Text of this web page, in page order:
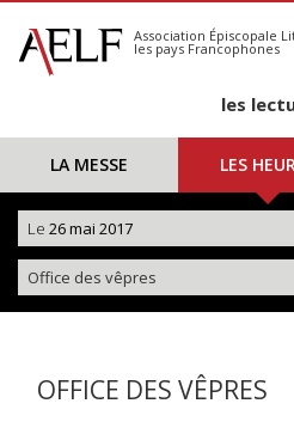
S'abonner
Calendrier
Association Épiscopale
les pays Francophones
les
LA MESSE LES
Le 26 mai 2017
Office des vêpres
OFFICE DES VÊPRES